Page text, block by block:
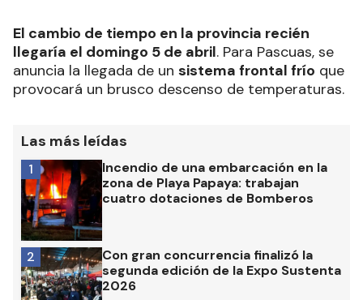
El cambio de tiempo en la provincia recién
llegaría el domingo 5 de abril. Para Pascuas, se
anuncia la llegada de un sistema frontal frío que
provocará un brusco descenso de temperaturas.
Las más leídas
Incendio de una embarcación en la
zona de Playa Papaya: trabajan
cuatro dotaciones de Bomberos
1
Con gran concurrencia finalizó la
segunda edición de la Expo Sustenta
2026
2